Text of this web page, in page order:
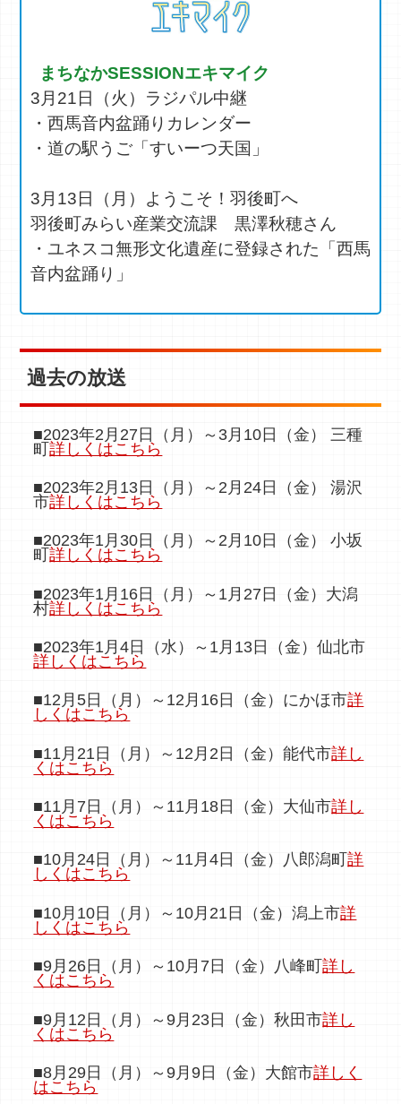
まちなかSESSIONエキマイク
3月21日（火）ラジパル中継
・西馬音内盆踊りカレンダー
・道の駅うご「すいーつ天国」
3月13日（月）ようこそ！羽後町へ
羽後町みらい産業交流課 黒澤秋穂さん
・ユネスコ無形文化遺産に登録された「西馬
音内盆踊り」
過去の放送
■2023年2月27日（月）～3月10日（金） 三種
町詳しくはこちら
■2023年2月13日（月）～2月24日（金） 湯沢
市詳しくはこちら
■2023年1月30日（月）～2月10日（金） 小坂
町詳しくはこちら
■2023年1月16日（月）～1月27日（金）大潟
村詳しくはこちら
■2023年1月4日（水）～1月13日（金）仙北市
詳しくはこちら
■12月5日（月）～12月16日（金）にかほ市詳
しくはこちら
■11月21日（月）～12月2日（金）能代市詳し
くはこちら
■11月7日（月）～11月18日（金）大仙市詳し
くはこちら
■10月24日（月）～11月4日（金）八郎潟町詳
しくはこちら
■10月10日（月）～10月21日（金）潟上市詳
しくはこちら
■9月26日（月）～10月7日（金）八峰町詳し
くはこちら
■9月12日（月）～9月23日（金）秋田市詳し
くはこちら
■8月29日（月）～9月9日（金）大館市詳しく
はこちら